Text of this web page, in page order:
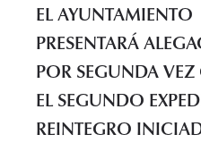
EL AYUNTAMIENTO
PRESENTARÁ
POR SEGUNDA
EL SEGUNDO
REINTEGRO